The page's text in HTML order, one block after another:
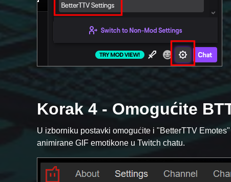
Korak 4 - Omogućite
U izborniku postavki omogućite i "BetterTTV
animirane GIF emotikone u Twitch chatu.